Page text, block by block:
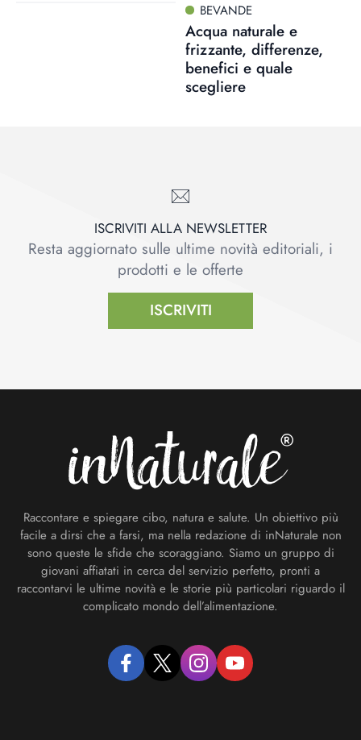
BEVANDE
Acqua naturale e
frizzante, differenze,
benefici e quale
scegliere
ISCRIVITI ALLA NEWSLETTER
Resta aggiornato sulle ultime novità editoriali, i
prodotti e le offerte
ISCRIVITI
Raccontare e spiegare cibo, natura e salute. Un obiettivo più
facile a dirsi che a farsi, ma nella redazione di inNaturale non
sono queste le sfide che scoraggiano. Siamo un gruppo di
giovani affiatati in cerca del servizio perfetto, pronti a
raccontarvi le ultime novità e le storie più particolari riguardo il
complicato mondo dell’alimentazione.
facebooktwitter instagramyoutube